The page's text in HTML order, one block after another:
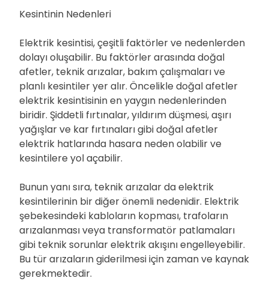
Kesintinin Nedenleri
Elektrik kesintisi, çeşitli faktörler ve nedenlerden
dolayı oluşabilir. Bu faktörler arasında doğal
afetler, teknik arızalar, bakım çalışmaları ve
planlı kesintiler yer alır. Öncelikle doğal afetler
elektrik kesintisinin en yaygın nedenlerinden
biridir. Şiddetli fırtınalar, yıldırım düşmesi, aşırı
yağışlar ve kar fırtınaları gibi doğal afetler
elektrik hatlarında hasara neden olabilir ve
kesintilere yol açabilir.
Bunun yanı sıra, teknik arızalar da elektrik
kesintilerinin bir diğer önemli nedenidir. Elektrik
şebekesindeki kabloların kopması, trafoların
arızalanması veya transformatör patlamaları
gibi teknik sorunlar elektrik akışını engelleyebilir.
Bu tür arızaların giderilmesi için zaman ve kaynak
gerekmektedir.